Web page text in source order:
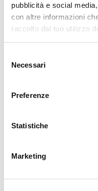
pubblicità e social
con altre informazioni
raccolto dal tuo utilizzo
delNecessari
Preferenze
Statistiche
Marketing
falsi miti fitness influencer
ADD COMMENT
Commento*
Nome*
Sito web